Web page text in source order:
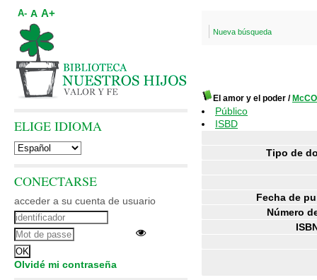
Nueva búsqueda
El amor y el poder /
Público
ISBD
Tipo de
Fecha de
Número
A- A A+
ELIGE IDIOMA
CONECTARSE
acceder a su cuenta de usuario
Olvidé mi contraseña